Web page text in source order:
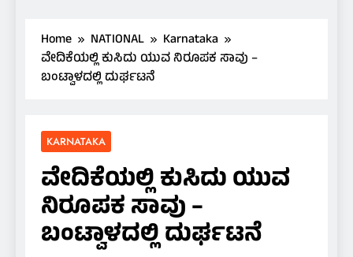
Home NATIONAL
Karnataka
ವೇದಿಕೆಯಲ್ಲಿ ಕುಸಿದು ಯುವ ನಿರೂಪಕ ಸಾವು –
ಬಂಟ್ವಾಳದಲ್ಲಿ ದುರ್ಘಟನೆ
KARNATAKA
ವೇದಿಕೆಯಲ್ಲಿ ಕುಸಿದು ಯುವ
ನಿರೂಪಕ ಸಾವು –
ಬಂಟ್ವಾಳದಲ್ಲಿ ದುರ್ಘಟನೆ